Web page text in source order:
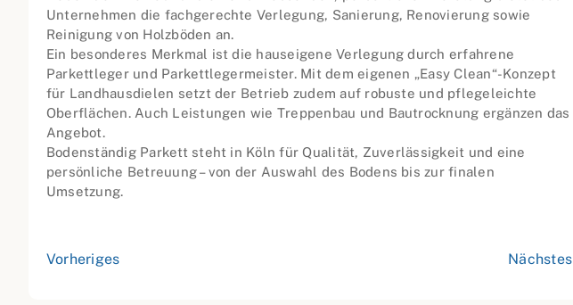
Unternehmen die fachgerechte Verlegung, Sanierung, Renovierung sowie
Reinigung von Holzböden an.
Ein besonderes Merkmal ist die hauseigene Verlegung durch erfahrene
Parkettleger und Parkettlegermeister. Mit dem eigenen „Easy Clean“-Konzept
für Landhausdielen setzt der Betrieb zudem auf robuste und pflegeleichte
Oberflächen. Auch Leistungen wie Treppenbau und Bautrocknung ergänzen das
Angebot.
Bodenständig Parkett steht in Köln für Qualität, Zuverlässigkeit und eine
persönliche Betreuung – von der Auswahl des Bodens bis zur finalen
Umsetzung.
Vorheriges Nächstes